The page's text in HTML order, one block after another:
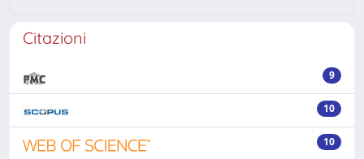
Citazioni
9
10
10